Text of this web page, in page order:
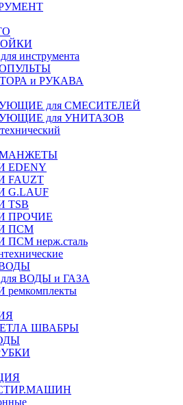
инструмента
и РУКАВА
для СМЕСИТЕЛЕЙ
для УНИТАЗОВ
FAUZT
G.LAUF
TSB
ПРОЧИЕ
ПСМ
нерж.сталь
ВОДЫ и ГАЗА
ШВАБРЫ